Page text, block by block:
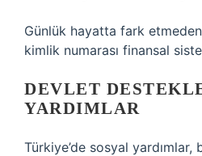
Günlük hayatta fark
kimlik numarası finansal
DEVLET
YARDIMLAR
Türkiye’de sosyal